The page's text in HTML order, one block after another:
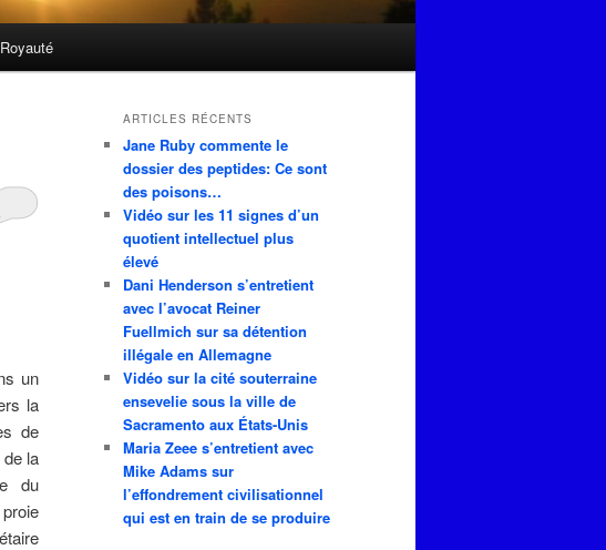
Royauté
un
la
de
la
du
ARTICLES RÉCENTS
Jane Ruby commente le
dossier des peptides: Ce sont
des poisons…
Vidéo sur les 11 signes d’un
quotient intellectuel plus
élevé
Dani Henderson s’entretient
avec l’avocat Reiner
Fuellmich sur sa détention
illégale en Allemagne
Vidéo sur la cité souterraine
ensevelie sous la ville de
Sacramento aux États-Unis
Maria Zeee s’entretient avec
Mike Adams sur
l’effondrement civilisationnel
qui est en train de se produire